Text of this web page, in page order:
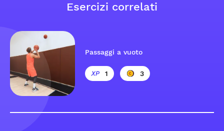
Esercizi correlati
Passaggi a vuoto
1 3